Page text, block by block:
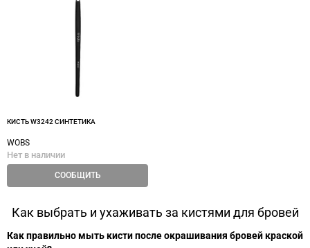
КИСТЬ W3242 СИНТЕТИКА
WOBS
Нет в наличии
СООБЩИТЬ
Как выбрать и ухаживать за кистями для бровей
Как правильно мыть кисти после окрашивания бровей краской